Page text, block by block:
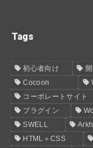
Tags
初心者向け
Cocoon
コーポレートサイト
プラグイン
SWELL
HTML＋CSS